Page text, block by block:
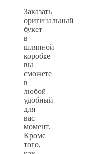
Заказать
оригинальный
букет
в
шляпной
коробке
вы
сможете
в
любой
удобный
для
вас
момент.
Кроме
того,